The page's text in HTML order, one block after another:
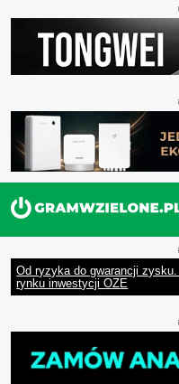
Od ryzyka do gwarancji
rynku inwestycji OZE